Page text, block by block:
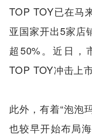
TOP TOY已在马
亚国家开出5家店
超50%。近日，
TOP TOY冲击上市
此外，有着“泡泡
也较早开始布局